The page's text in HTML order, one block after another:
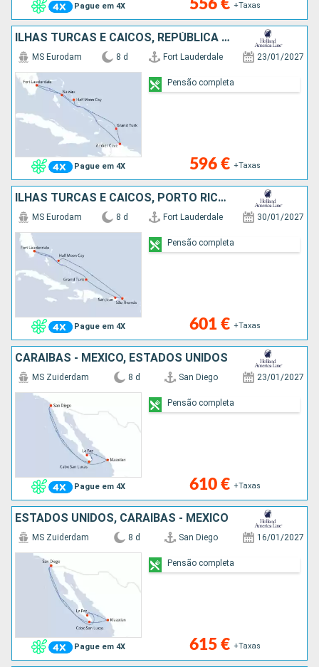
Pague em 4X 556 € +Taxas
ILHAS TURCAS E CAICOS, REPÚBLICA DOMINICANA, BAHAMAS, ESTADOS UNIDOS
Pague em 4X
MS Eurodam 8 d Fort Lauderdale 23/01/2027
596 € +Taxas
Pensão completa
ILHAS TURCAS E CAICOS, PORTO RICO, SÃO TOMÁS, BAHAMAS, ESTADOS UNIDOS
Pague em 4X
MS Eurodam 8 d Fort Lauderdale 30/01/2027
601 € +Taxas
Pensão completa
CARAIBAS - MEXICO, ESTADOS UNIDOS
Pague em 4X
MS Zuiderdam 8 d San Diego 23/01/2027
610 € +Taxas
Pensão completa
ESTADOS UNIDOS, CARAIBAS - MEXICO
Pague em 4X
MS Zuiderdam 8 d San Diego 16/01/2027
615 € +Taxas
Pensão completa